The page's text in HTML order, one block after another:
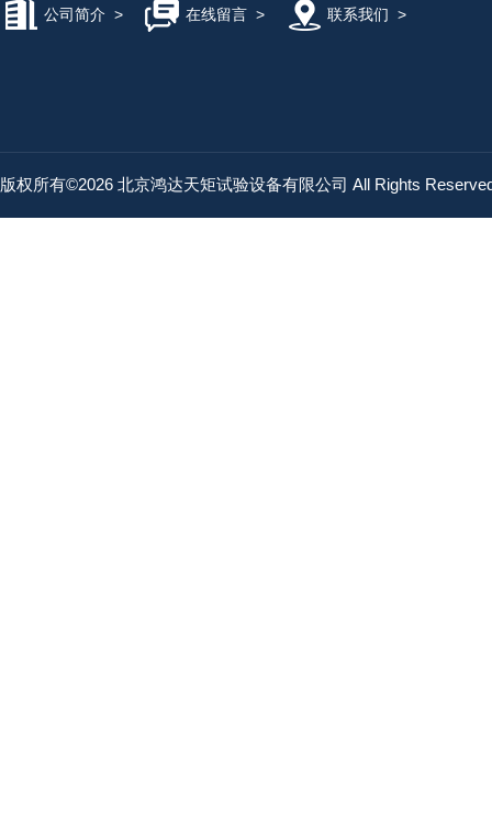
公司简介 > 在线留言> 联系我们 >
版权所有©2026 北京鸿达天矩试验设备有限公司 All Rights